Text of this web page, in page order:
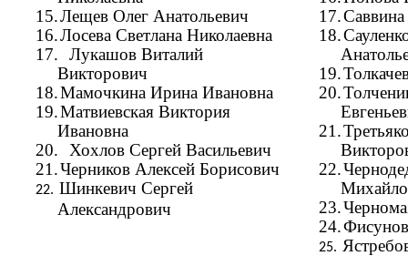
15.Лещев Олег Анатольевич
16.Лосева Светлана Николаевна
17.
Лукашов Виталий
Викторович
18.Мамочкина Ирина Ивановна
19.Матвиевская Виктория
Ивановна
20.
Хохлов Сергей Васильевич
21.Черников Алексей Борисович
22. Шинкевич Сергей
Александрович
17.
18.
19.
20.
21.
22.
23.
24.
25.